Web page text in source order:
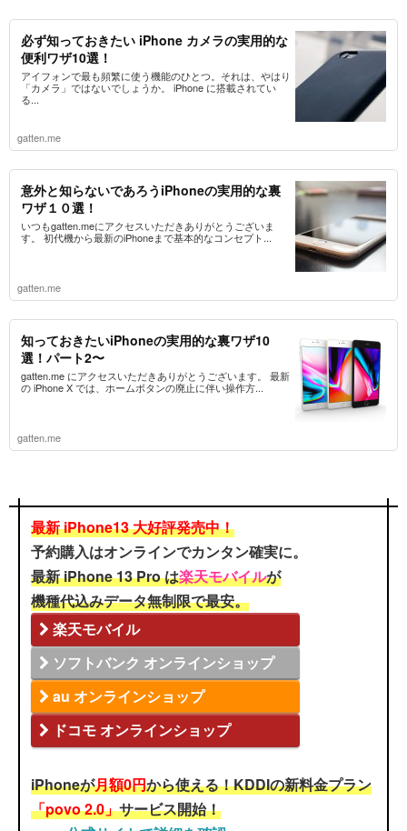
必ず知っておきたい iPhone カメラの実用的な
便利ワザ10選！
アイフォンで最も頻繁に使う機能のひとつ。それは、やはり
「カメラ」ではないでしょうか。 iPhone に搭載されてい
る...
gatten.me
意外と知らないであろうiPhoneの実用的な裏
ワザ１０選！
いつもgatten.meにアクセスいただきありがとうございま
す。 初代機から最新のiPhoneまで基本的なコンセプト...
gatten.me
知っておきたいiPhoneの実用的な裏ワザ10
選！パート2〜
gatten.me にアクセスいただきありがとうございます。 最新
の iPhone X では、ホームボタンの廃止に伴い操作方...
gatten.me
最新 iPhone13 大好評発売中！
予約購入はオンラインでカンタン確実に。
最新 iPhone 13 Pro は楽天モバイルが
機種代込みデータ無制限で最安。
楽天モバイル
ソフトバンク オンラインショップ
au オンラインショップ
ドコモ オンラインショップ
iPhoneが月額0円から使える！KDDIの新料金プラン
「povo 2.0」サービス開始！